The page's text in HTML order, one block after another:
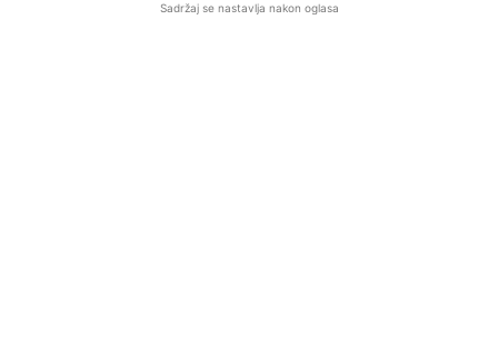
Sadržaj se nastavlja nakon oglasa